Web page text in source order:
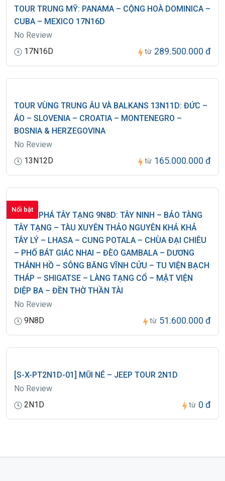
TOUR TRUNG MỸ: PANAMA – CỘNG HOÀ DOMINICA –
CUBA – MEXICO 17N16D
No Review
17N16D
từ 289.500.000 đ
TOUR VÙNG TRUNG ÂU VÀ BALKANS 13N11D: ĐỨC –
ÁO – SLOVENIA – CROATIA – MONTENEGRO –
BOSNIA & HERZEGOVINA
No Review
13N12D
từ 165.000.000 đ
Nổi bật
KHÁM PHÁ TÂY TẠNG 9N8D: TÂY NINH – BẢO TÀNG
TÂY TẠNG – TÀU XUYÊN THẢO NGUYÊN KHẢ KHẢ
TÂY LÝ – LHASA – CUNG POTALA – CHÙA ĐẠI CHIÊU
– PHỐ BÁT GIÁC NHAI – ĐÈO GAMBALA – DƯƠNG
THÁNH HỒ – SÔNG BĂNG VĨNH CỬU – TU VIỆN BẠCH
THÁP – SHIGATSE – LÀNG TẠNG CỔ – MẬT VIỆN
DIỆP BA – ĐỀN THỜ THẦN TÀI
No Review
9N8D
từ 51.600.000 đ
[S-X-PT2N1D-01] MŨI NÉ – JEEP TOUR 2N1D
No Review
2N1D
từ 0 đ